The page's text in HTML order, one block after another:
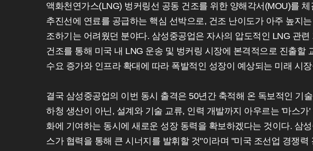
액화천연가스(LNG) 벙커링선 공동 건조를 위한 양해각서(MOU)를
추진선에 연료를 공급하는 핵심 선박으로, 건조 난이도가 아주 높지
조하기는 어려웠던 분야다. 삼성중공업은 자사의 압도적인 LNG 관
건조를 통해 미국 내 LNG 운송 및 벙커링 시장에 본격적으로 진출할
수요 증가와 인프라 확대에 따라 폭발적인 성장이 예상되는 미래 시
결국 삼성중공업의 이번 동시 출격은 50년간 축적해 온 독보적인 기
하청 생산이 아닌, 설계와 기술 교류, 인력 개발까지 아우르는 '마스
화에 기여하는 동시에 새로운 성장 동력을 확보하겠다는 것이다. 삼
스가 협력을 통해 큰 시너지를 발휘할 것"이라며 "미국 조선업 경쟁력